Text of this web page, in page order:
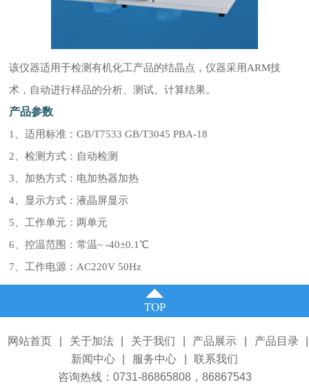
该仪器适用于检测有机化工产品的结晶点，仪器采用ARM技
术，自动进行样品的分析、测试、计算结果。
产品参数
1、适用标准：GB/T7533 GB/T3045 PBA-18
2、检测方式：自动检测
3、加热方式：电加热器加热
4、显示方式：液晶屏显示
5、工作单元：两单元
6、控温范围：常温~ -40±0.1℃
7、工作电源：AC220V 50Hz
TOP
网站首页 关于加法 关于我们 产品展示 产品目录
新闻中心
服务中心
联系我们
咨询热线：0731-86865808，86867543